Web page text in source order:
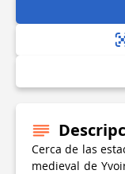
Cerca de las
medieval de